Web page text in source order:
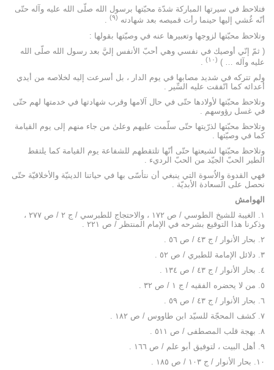
فتلاحظ في سيرتها المباركة شدّة محبّتها برسول الله صلّى الله عليه وآله حتّى
أنّه غُشي إليها حينما رأت قميصه بعد شهادته (۹)
.
وتلاحظ محبّتها لزوجها وتعبيرها عنه في وصيّتها بقولها :
( ثمّ إنّي أوصيك في نفسي وهي أحبّ الأنفس إليَّ بعد رسول الله صلّى الله
عليه وآله … ) (۱۰)
.
ولم تتركه في شديد مصابها في يوم الدار ، بل أسرعت إليه لخلاصه من أيدي
أعدائه كما اتّفقت عليه السِّير .
وتلاحظ محبّتها لأولادها حتّى في حال آلامها وقرب شهادتها في خدمتها لهم حتّى
في غسل رؤوسهم .
وتلاحظ محبّتها لذرّيتها حتّى سلّمت عليهم وعلىٰ من جاء منهم إلى يوم القيامة
كما في وصيّتها .
وتلاحظ محبّتها لشيعتها حتّى أنّها تلتقطهم للشفاعة يوم القيامة كما يلتقط
الطير الحبّ الجيّد من الحبّ الرديء .
فهي القدوة والاُسوة التي ينبغي أن نتأسّى بها في حياتنا الدينيّة والأخلاقيّة حتّى
نحصل على السعادة الأبديّة .
الهوامش
۱. الغيبة للشيخ الطوسي / ص ۱۷۲ ، والاحتجاج للطبرسي / ج ۲ / ص ۲۷۷ ،
وذكرنا هذا التوقيع بشرحه في الإمام المنتظر / ص ۲۲۱ .
۲. بحار الأنوار / ج ٤۳ / ص ٥٦ .
۳. دلائل الإمامة للطبري / ص ٥۲ .
٤. بحار الأنوار / ج ٤۳ / ص ۱۳٤ .
٥. من لا يحضره الفقيه / ج ۱ / ص ۳۲ .
٦. بحار الأنوار / ج ٤۳ / ص ٥۹ .
۷. كشف المحجّة للسيّد ابن طاووس / ص ۱۸۲ .
۸. بهجة قلب المصطفى / ص ٥۱۱ .
۹. أهل البيت ، لتوفيق أبو علم / ص ۱٦٦ .
۱۰. بحار الأنوار / ج ۱۰۳ / ص ۱۸٥ .